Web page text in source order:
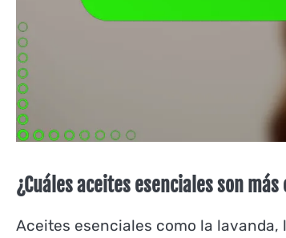
¿Cuáles aceites esenciales son
Aceites esenciales como la